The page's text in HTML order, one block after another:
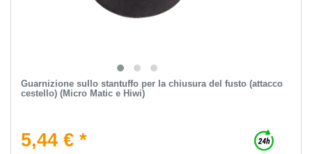
Guarnizione sullo stantuffo per la chiusura del fusto (attacco
cestello) (Micro Matic e Hiwi)
5,44 € *